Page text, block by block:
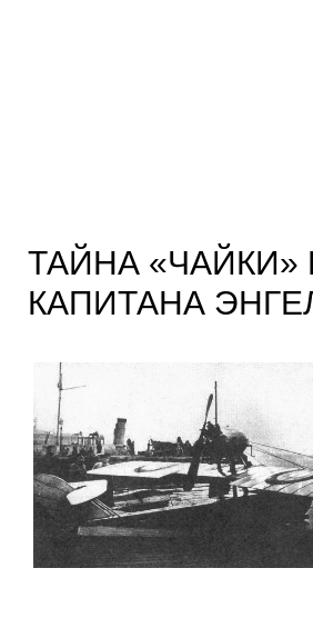
ТАЙНА «ЧАЙКИ»
КАПИТАНА